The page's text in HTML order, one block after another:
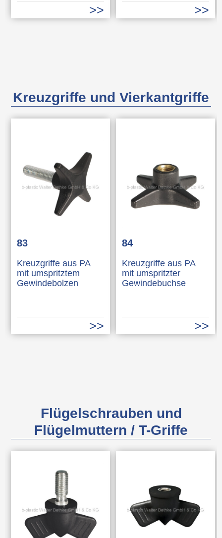
Kreuzgriffe und Vierkantgriffe
83
Kreuzgriffe aus PA
mit umspritztem
Gewindebolzen
84
Kreuzgriffe aus PA
mit umspritzter
Gewindebuchse
Flügelschrauben und
Flügelmuttern / T-Griffe